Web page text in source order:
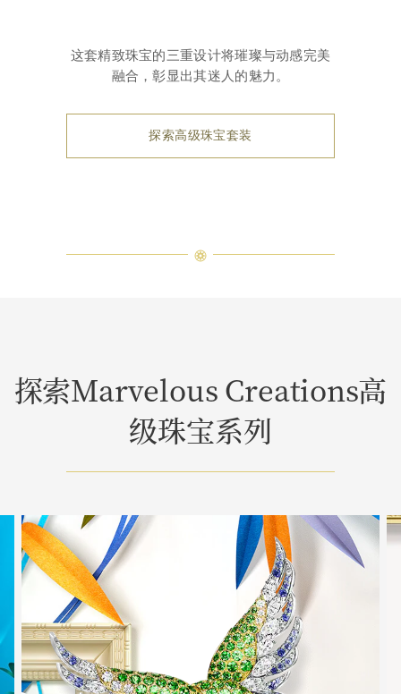
这套精致珠宝的三重设计将璀璨与动感完美
融合，彰显出其迷人的魅力。
探索高级珠宝套装
探索Marvelous Creations高
级珠宝系列